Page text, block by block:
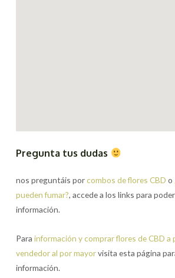
Pregunta tus dudas
nos preguntáis porcombos de flores CBD o
pueden fumar?, accede a los links para
información.
Parainformación y comprar flores de CBD a
vendedor al por mayorvisita esta página
información.